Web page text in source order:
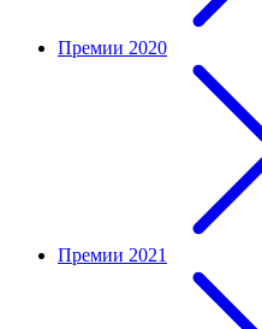
Премии 2020
Премии 2021